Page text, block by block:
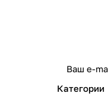
Категории